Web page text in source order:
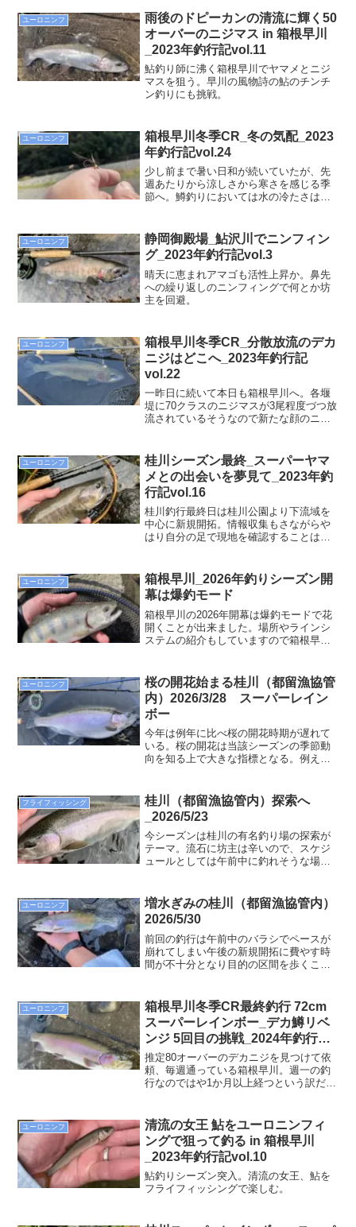
ユーロニンフ
雨後のドピーカンの清流に輝く50
オーバーのニジマス in 箱根早川
_2023年釣行記vol.11
鮎釣り師に沸く箱根早川でヤマメとニジ
マスを狙う。早川の風物詩の鮎のチンチ
ン釣りにも挑戦。
ユーロニンフ
箱根早川冬季CR_冬の気配_2023
年釣行記vol.24
少し前まで暑い日和が続いていたが、先
週あたりから涼しさから寒さを感じる季
節へ。鱒釣りにおいては水の冷たさはシ
ている。11月も半ばを過ぎているのでも
っともと言えばもっとも。
ユーロニンフ
静岡御殿場_鮎沢川でニンフィン
グ_2023年釣行記vol.3
晴天に恵まれアマゴも活性上昇か。鼻先
への繰り返しのニンフィングで何とか坊
主を回避。
ユーロニンフ
箱根早川冬季CR_分散放流のデカ
ニジはどこへ_2023年釣行記
vol.22
一昨日に続いて本日も箱根早川へ。各堰
堤に70クラスのニジマスが3尾程度づつ放
流されているそうなので新たな顔のニジ
置される場所の奥の淵でいいサイズの魚
を見つけていたので、本日はその場所か
らスタート。
ユーロニンフ
桂川シーズン最終_スーパーヤマ
メとの出会いを夢見て_2023年釣
行記vol.16
桂川釣行最終日は桂川公園より下流域を
中心に新規開拓。情報収集もさながらや
はり自分の足で現地を確認することは欠
から尚更だ。来シーズンに繋げるために
も見聞きした情報を現地で確認。
ユーロニンフ
箱根早川_2026年釣りシーズン開
幕は爆釣モード
箱根早川の2026年開幕は爆釣モードで花
開くことが出来ました。場所やラインシ
ステムの紹介もしていますので箱根早川
ユーロニンフ
桜の開花始まる桂川（都留漁協管
内）2026/3/28 スーパーレイン
ボー
今年は例年に比べ桜の開花時期が遅れて
いる。桜の開花は当該シーズンの季節動
向を知る上で大きな指標となる。例え
か・・・。相模ダムから遡上する巨大マ
スを狙いに足を運んでみた。
フライフィッシング
桂川（都留漁協管内）探索へ
_2026/5/23
今シーズンは桂川の有名釣り場の探索が
テーマ。流石に坊主は辛いので、スケジ
ュールとしては午前中に釣れそうな場所
規開拓に臨むというプラン。お気に入り
の瀬の際垂みでヒット！最初のヒットは
47cmのギンピカヒレピンの綺麗なニジマ
スでしたぁ(^^)/
ユーロニンフ
増水ぎみの桂川（都留漁協管内）
2026/5/30
前回の釣行は午前中のバラシでペースが
崩れてしまい午後の新規開拓に費やす時
間が不十分となり目的の区間を歩くこと
カットしその先の城山大橋まで川を歩き
通すプランです。午前中はまずは直近の
釣果ありポイントをピンポイントで探り
ながら坊主回避の釣行作戦です。まずは
朝一。桂川（都留漁協管内）にて、朝一
はいつものチビ虹がヒットしてくれまし
たが、いつもの瀬につく当日のお魚は外
出中でした。河川の筋の合流ポイントに
の新たなネタとしてはルースニングでも3
回掛けたということ。
ユーロニンフ
箱根早川冬季CR最終釣行 72cm
スーパーレインボー_デカ鱒リベ
ンジ 5回目の挑戦_2024年釣行記
vol.4
推定80オーバーのデカニジを見つけて依
頼、毎週通っている箱根早川。週一の釣
行なのではや1か月以上経つという訳だが
め、いよいよ今日がラストチャンスの釣
行となった。
ユーロニンフ
清流の女王 鮎をユーロニンフィ
ングで狙って釣る in 箱根早川
_2023年釣行記vol.10
鮎釣りシーズン突入。清流の女王、鮎を
フライフィッシングで楽しむ。